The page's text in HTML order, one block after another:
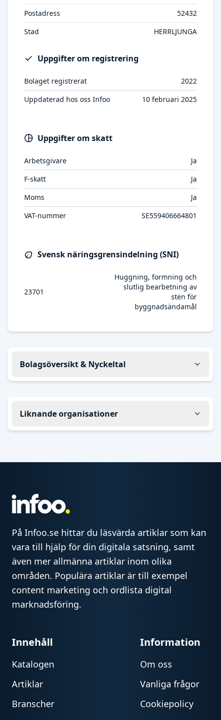
Postadress
52432
Stad
HERRLJUNGA
Uppgifter om registrering
Bolaget registrerat
2022
Uppdaterad hos oss Infoo
10 februari 2025
Uppgifter om skatt
Arbetsgivare
Ja
F-skatt
Ja
Moms
Ja
VAT-nummer
SE559406664801
Svensk näringsgrensindelning (SNI)
23701
Huggning, formning och
slutlig bearbetning av
sten för
byggnadsändamål
Bolagsöversikt & Nyckeltal
Liknande organisationer
På Infoo.se hittar du läsvärda artiklar som kan
vara till hjälp för din digitala satsning, samt
även mer allmänna artiklar inom olika
områden. Populära artiklar är till exempel
content marketing och ordlista digital
marknadsföring.
Innehåll
Katalogen
Artiklar
Branscher
Information
Om oss
Vanliga frågor
Cookiepolicy